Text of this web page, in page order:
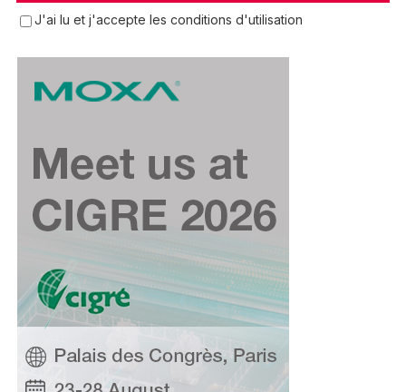
J'ai lu et j'accepte les conditions d'utilisation